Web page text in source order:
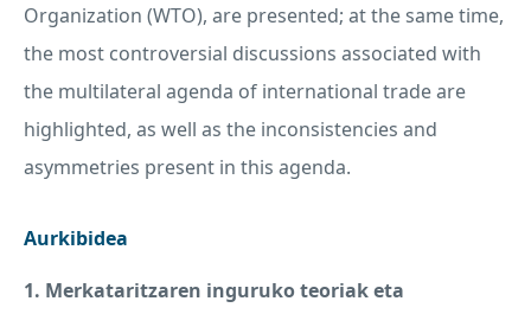
Organization (WTO), are presented; at the same time,
the most controversial discussions associated with
the multilateral agenda of international trade are
highlighted, as well as the inconsistencies and
asymmetries present in this agenda.
Aurkibidea
1. Merkataritzaren inguruko teoriak eta